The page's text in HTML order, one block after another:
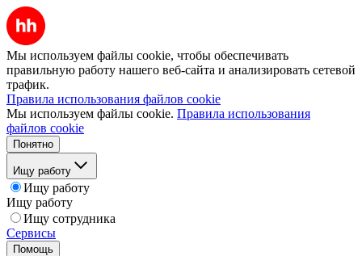
Мы используем файлы cookie, чтобы обеспечивать
правильную работу нашего веб-сайта и анализировать сетевой
трафик.
Правила использования файлов cookie
Мы используем файлы cookie. Правила использования
файлов cookie
Понятно
Ищу работу
Ищу работу
Ищу работу
Ищу сотрудника
Сервисы
Помощь